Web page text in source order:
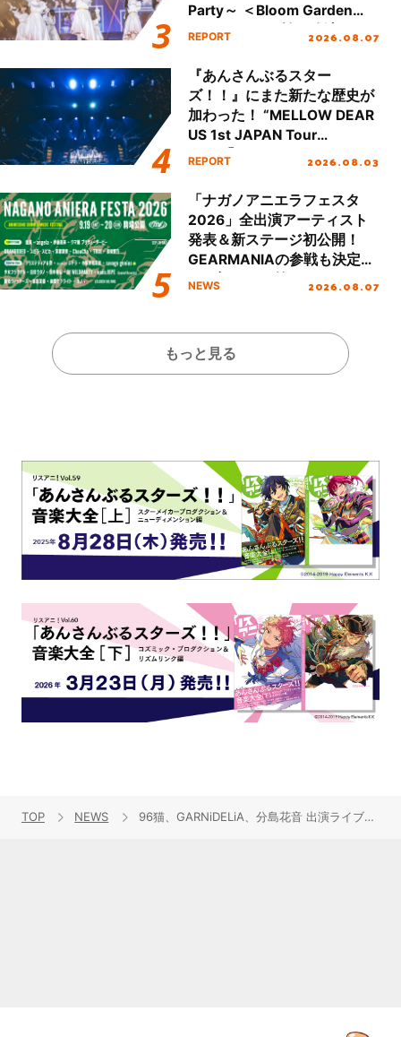
Party～ ＜Bloom Garden
Party Stage／埼玉公演＞”
REPORT 2026.08.07
『あんさんぶるスター
ズ！！』にまた新たな歴史が
加わった！ “MELLOW DEAR
US 1st JAPAN Tour
Final「NICE to meet YOU
ート!!
REPORT 2026.08.03
「ナガノアニエラフェスタ
2026」全出演アーティスト
発表＆新ステージ初公開！
GEARMANIAの参戦も決定
し、初となる第3ステージの
NEWS 2026.08.07
もっと見る
TOP NEWS 96猫、GARNiDELiA、分島花音 出演ライブイベント、２月に開催決定！